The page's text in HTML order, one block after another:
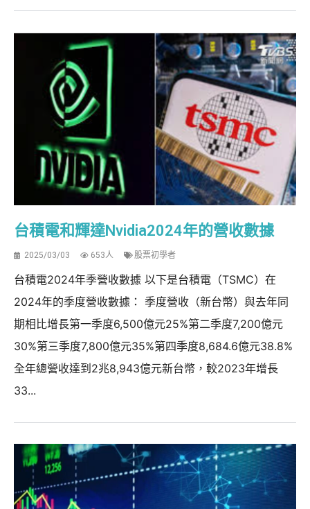
台積電和輝達Nvidia2024年的營收數據
2025/03/03 653人 股票初學者
台積電2024年季營收數據 以下是台積電（TSMC）在
2024年的季度營收數據： 季度營收（新台幣）與去年同
期相比增長第一季度6,500億元25%第二季度7,200億元
30%第三季度7,800億元35%第四季度8,684.6億元38.8%
全年總營收達到2兆8,943億元新台幣，較2023年增長
33...